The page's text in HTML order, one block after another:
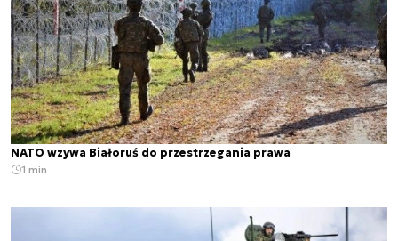
NATO wzywa Białoruś do przestrzegania prawa
1 min.